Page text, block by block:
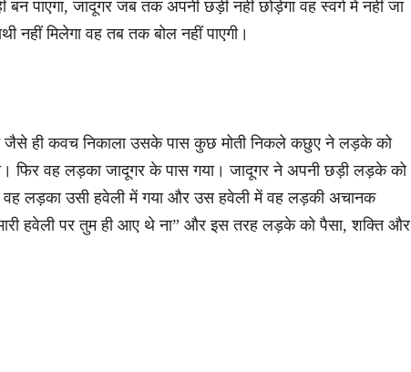
पाएगा, जादूगर जब तक अपनी छड़ी नहीं छोड़ेगा वह स्वर्ग में नहीं जा
नहीं मिलेगा वह तब तक बोल नहीं पाएगी।
ही कवच निकाला उसके पास कुछ मोती निकले कछुए ने लड़के को
फिर वह लड़का जादूगर के पास गया। जादूगर ने अपनी छड़ी लड़के को
वह लड़का उसी हवेली में गया और उस हवेली में वह लड़की अचानक
हवेली पर तुम ही आए थे ना” और इस तरह लड़के को पैसा, शक्ति और